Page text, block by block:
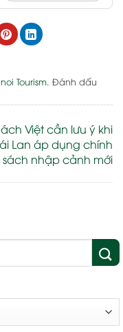
Tourism. Đánh dấu
Việt cần lưu ý khi
Lan áp dụng chính
sách nhập cảnh mới